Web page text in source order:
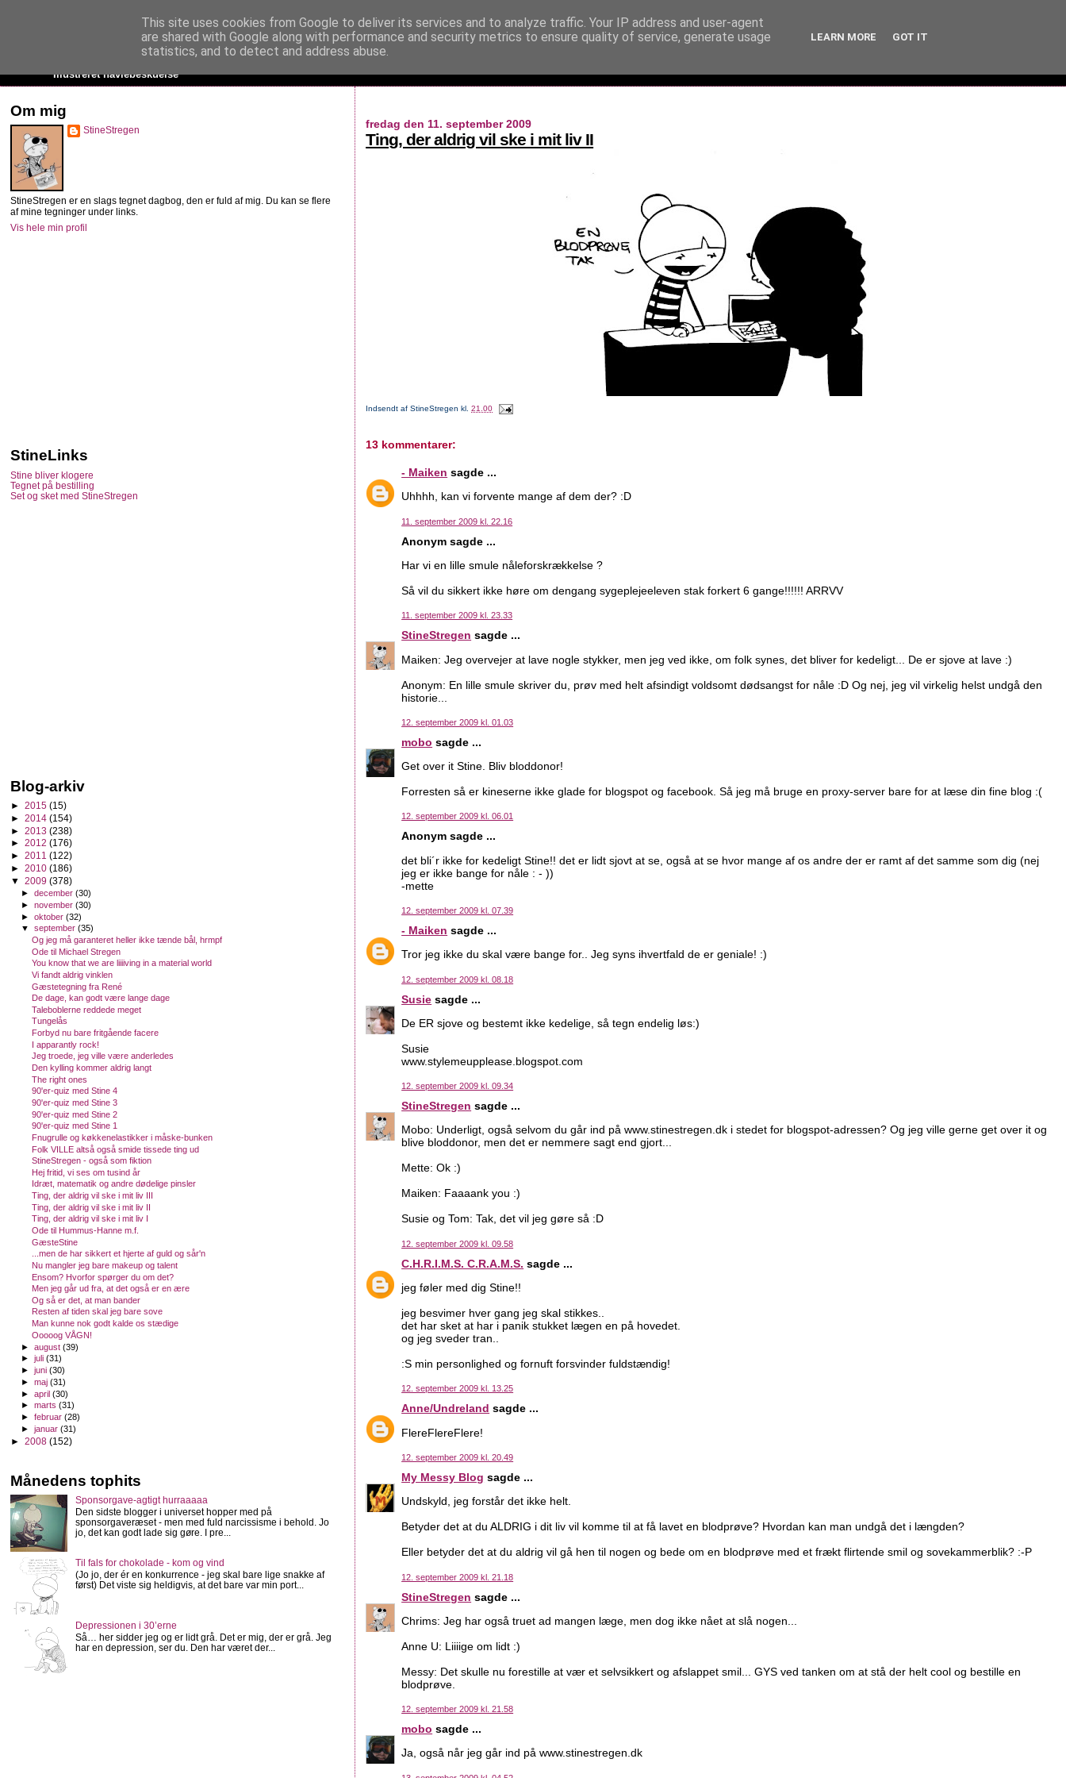
StineStregen
Illustreret navlebeskuelse
fredag den 11. september 2009
Ting, der aldrig vil ske i mit liv II
Indsendt afStineStregen kl.21.00
13 kommentarer:
- Maiken sagde ...
Uhhhh, kan vi forvente mange af dem der? :D
11. september 2009 kl. 22.16
Anonym sagde ...
Har vi en lille smule nåleforskrækkelse ?
Så vil du sikkert ikke høre om dengang sygeplejeeleven stak forkert 6 gange!!!!!! ARRVV
11. september 2009 kl. 23.33
StineStregen sagde ...
Maiken: Jeg overvejer at lave nogle stykker, men jeg ved ikke, om folk synes, det bliver for kedeligt... De er sjove at lave :)
Anonym: En lille smule skriver du, prøv med helt afsindigt voldsomt dødsangst for nåle :D Og nej, jeg vil virkelig helst undgå den
historie...
12. september 2009 kl. 01.03
mobo sagde ...
Get over it Stine. Bliv bloddonor!
Forresten så er kineserne ikke glade for blogspot og facebook. Så jeg må bruge en proxy-server bare for at læse din fine blog :(
12. september 2009 kl. 06.01
Anonym sagde ...
det bli´r ikke for kedeligt Stine!! det er lidt sjovt at se, også at se hvor mange af os andre der er ramt af det samme som dig (nej
jeg er ikke bange for nåle : - ))
-mette
12. september 2009 kl. 07.39
- Maiken sagde ...
Tror jeg ikke du skal være bange for.. Jeg syns ihvertfald de er geniale! :)
12. september 2009 kl. 08.18
Susie sagde ...
De ER sjove og bestemt ikke kedelige, så tegn endelig løs:)
Susie
www.stylemeupplease.blogspot.com
12. september 2009 kl. 09.34
StineStregen sagde ...
Mobo: Underligt, også selvom du går ind på www.stinestregen.dk i stedet for blogspot-adressen? Og jeg ville gerne get over it og
blive bloddonor, men det er nemmere sagt end gjort...
Mette: Ok :)
Maiken: Faaaank you :)
Susie og Tom: Tak, det vil jeg gøre så :D
12. september 2009 kl. 09.58
C.H.R.I.M.S. C.R.A.M.S. sagde ...
jeg føler med dig Stine!!
jeg besvimer hver gang jeg skal stikkes..
det har sket at har i panik stukket lægen en på hovedet.
og jeg sveder tran..
:S min personlighed og fornuft forsvinder fuldstændig!
12. september 2009 kl. 13.25
Anne/Undreland sagde ...
FlereFlereFlere!
12. september 2009 kl. 20.49
My Messy Blog sagde ...
Undskyld, jeg forstår det ikke helt.
Betyder det at du ALDRIG i dit liv vil komme til at få lavet en blodprøve? Hvordan kan man undgå det i længden?
Eller betyder det at du aldrig vil gå hen til nogen og bede om en blodprøve med et frækt flirtende smil og sovekammerblik? :-P
12. september 2009 kl. 21.18
StineStregen sagde ...
Chrims: Jeg har også truet ad mangen læge, men dog ikke nået at slå nogen...
Anne U: Liiiige om lidt :)
Messy: Det skulle nu forestille at vær et selvsikkert og afslappet smil... GYS ved tanken om at stå der helt cool og bestille en
blodprøve.
12. september 2009 kl. 21.58
mobo sagde ...
Ja, også når jeg går ind på www.stinestregen.dk
Om mig
StineStregen
StineStregen er en slags tegnet dagbog, den er fuld af mig. Du kan se flere
af mine tegninger under links.
Vis hele min profil
StineLinks
Stine bliver klogere
Tegnet på bestilling
Set og sket med StineStregen
Blog-arkiv
► 2015 (15)
► 2014 (154)
► 2013 (238)
► 2012 (176)
► 2011 (122)
► 2010 (186)
▼ 2009 (378)
►december(30)
►november(30)
►oktober(32)
▼september(35)
Og jeg må garanteret heller ikke tænde bål, hrmpf
Ode til Michael Stregen
You know that we are liiiiving in a material world
Vi fandt aldrig vinklen
Gæstetegning fra René
De dage, kan godt være lange dage
Taleboblerne reddede meget
Tungelås
Forbyd nu bare fritgående facere
I apparantly rock!
Jeg troede, jeg ville være anderledes
Den kylling kommer aldrig langt
The right ones
90'er-quiz med Stine 4
90'er-quiz med Stine 3
90'er-quiz med Stine 2
90'er-quiz med Stine 1
Fnugrulle og køkkenelastikker i måske-bunken
Folk VILLE altså også smide tissede ting ud
StineStregen - også som fiktion
Hej fritid, vi ses om tusind år
Idræt, matematik og andre dødelige pinsler
Ting, der aldrig vil ske i mit liv III
Ting, der aldrig vil ske i mit liv II
Ting, der aldrig vil ske i mit liv I
Ode til Hummus-Hanne m.f.
GæsteStine
...men de har sikkert et hjerte af guld og sår'n
Nu mangler jeg bare makeup og talent
Ensom? Hvorfor spørger du om det?
Men jeg går ud fra, at det også er en ære
Og så er det, at man bander
Resten af tiden skal jeg bare sove
Man kunne nok godt kalde os stædige
Ooooog VÅGN!
►august(39)
►juli(31)
►juni(30)
►maj(31)
►april(30)
►marts(31)
►februar(28)
►januar(31)
► 2008 (152)
Månedens tophits
Sponsorgave-agtigt hurraaaaa
Den sidste blogger i universet hopper med på
sponsorgaveræset - men med fuld narcissisme i behold. Jo
jo, det kan godt lade sig gøre. I pre...
Til fals for chokolade - kom og vind
(Jo jo, der ér en konkurrence - jeg skal bare lige snakke af
først) Det viste sig heldigvis, at det bare var min port...
Depressionen i 30’erne
Så… her sidder jeg og er lidt grå. Det er mig, der er grå. Jeg
har en depression, ser du. Den har været der...
This site uses cookies from Google to deliver its services and to analyze traffic. Your IP address and user-agent
are shared with Google along with performance and security metrics to ensure quality of service, generate usage
statistics, and to detect and address abuse.
LEARN MORE GOT IT